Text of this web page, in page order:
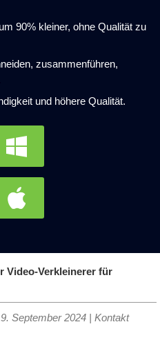
90% kleiner, ohne Qualität zu
zusammenführen,
und höhere Qualität.
Video-Verkleinerer für
September 2024 | Kontakt